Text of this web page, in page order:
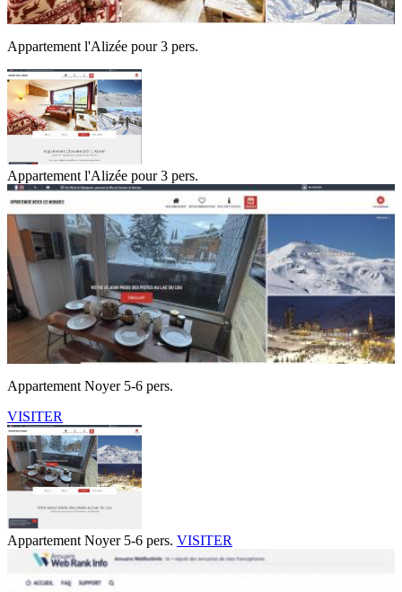
Appartement l'Alizée pour 3 pers.
Appartement l'Alizée pour 3 pers.
Appartement Noyer 5-6 pers.
VISITER
Appartement Noyer 5-6 pers. VISITER